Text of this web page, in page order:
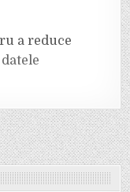
a reduce